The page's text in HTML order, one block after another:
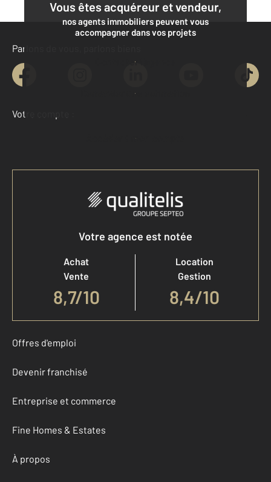
Vous êtes acquéreur et vendeur,
nos agents immobiliers peuvent vous
accompagner dans vos projets
Contacter l'agence
Demander une estimation
Parlons de vous, parlons biens
Votre compte :
Accéder à mon compte
Votre agence est notée
Achat
Vente
8,7/10
Location
Gestion
8,4/10
Offres d'emploi
Devenir franchisé
Entreprise et commerce
Fine Homes & Estates
À propos